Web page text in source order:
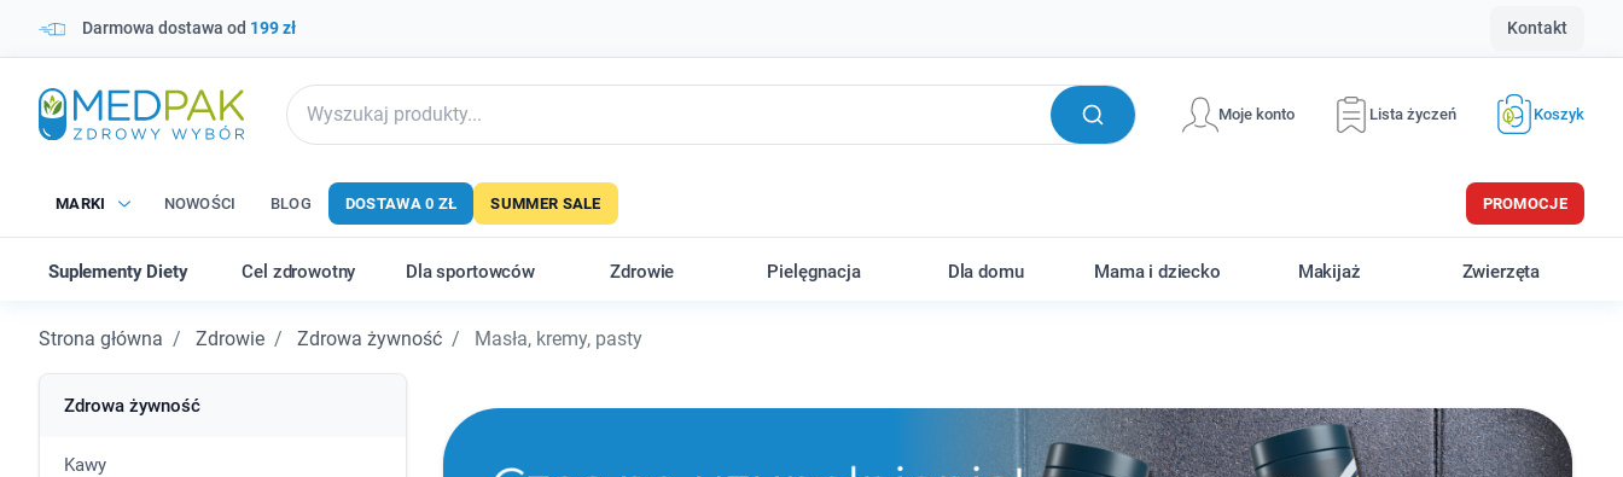
Darmowa dostawa od 199 zł Kontakt
Moje konto Lista życzeń Koszyk
MARKI NOWOŚCI BLOG DOSTAWA 0 ZŁ SUMMER SALE PROMOCJE
Suplementy Diety Cel zdrowotny Dla sportowców Zdrowie Pielęgnacja Dla domu Mama i dziecko Makijaż Zwierzęta
Strona główna Zdrowie Zdrowa żywność Masła, kremy, pasty
Zdrowa żywność
Kawy